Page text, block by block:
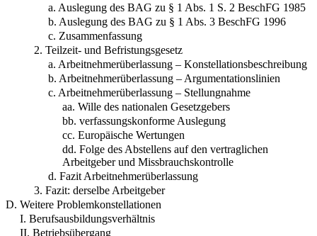
a. Auslegung des BAG zu § 1 Abs. 1 S. 2 BeschFG 1985
b. Auslegung des BAG zu § 1 Abs. 3 BeschFG 1996
c. Zusammenfassung
2. Teilzeit- und Befristungsgesetz
a. Arbeitnehmerüberlassung – Konstellationsbeschreibung
b. Arbeitnehmerüberlassung – Argumentationslinien
c. Arbeitnehmerüberlassung – Stellungnahme
aa. Wille des nationalen Gesetzgebers
bb. verfassungskonforme Auslegung
cc. Europäische Wertungen
dd. Folge des Abstellens auf den vertraglichen
Arbeitgeber und Missbrauchskontrolle
d. Fazit Arbeitnehmerüberlassung
3. Fazit: derselbe Arbeitgeber
D. Weitere Problemkonstellationen
I. Berufsausbildungsverhältnis
II. Betriebsübergang